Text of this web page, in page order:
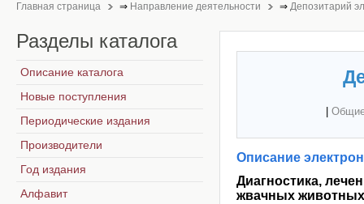
Главная страница ⇒ Направление деятельности ⇒ Депозитарий
Описание
Диагностика,
жвачных животных
Разделы каталога
Описание каталога
Новые поступления
Периодические издания
Производители
Год издания
Алфавит